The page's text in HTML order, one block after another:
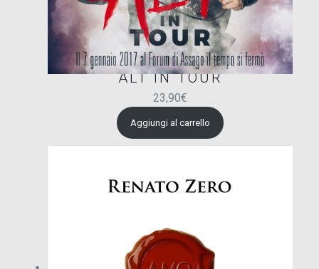
ALT IN TOUR
23,90€
Aggiungi al carrello